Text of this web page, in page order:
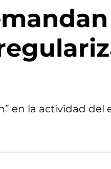
en la actividad del